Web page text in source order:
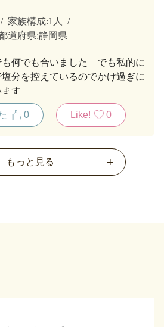
家族構成:1人
道府県:静岡県
も何でも合いました でも私的に
分を控えているのでかけ過ぎに
す
0 Like! 0
もっと見る